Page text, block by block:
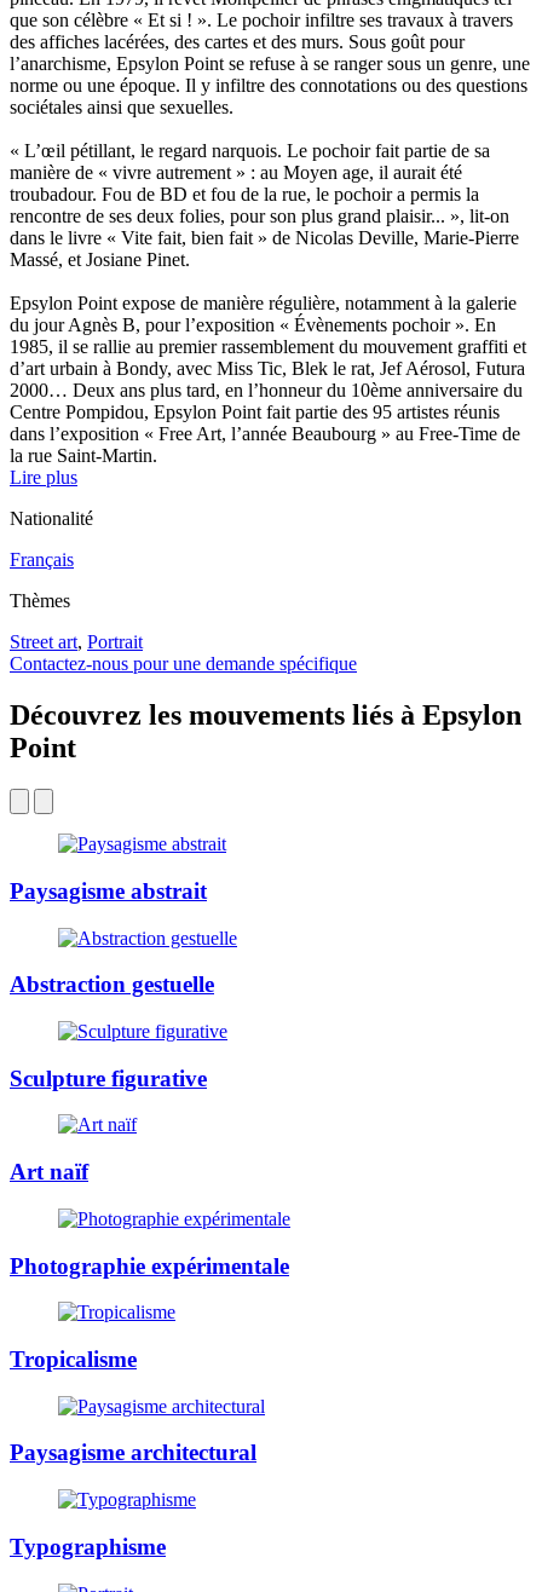
que son célèbre « Et si ! ». Le pochoir infiltre ses travaux à travers
des affiches lacérées, des cartes et des murs. Sous goût pour
l’anarchisme, Epsylon Point se refuse à se ranger sous un genre, une
norme ou une époque. Il y infiltre des connotations ou des questions
sociétales ainsi que sexuelles.
« L’œil pétillant, le regard narquois. Le pochoir fait partie de sa
manière de « vivre autrement » : au Moyen age, il aurait été
troubadour. Fou de BD et fou de la rue, le pochoir a permis la
rencontre de ses deux folies, pour son plus grand plaisir... », lit-on
dans le livre « Vite fait, bien fait » de Nicolas Deville, Marie-Pierre
Massé, et Josiane Pinet.
Epsylon Point expose de manière régulière, notamment à la galerie
du jour Agnès B, pour l’exposition « Évènements pochoir ». En
1985, il se rallie au premier rassemblement du mouvement graffiti et
d’art urbain à Bondy, avec Miss Tic, Blek le rat, Jef Aérosol, Futura
2000… Deux ans plus tard, en l’honneur du 10ème anniversaire du
Centre Pompidou, Epsylon Point fait partie des 95 artistes réunis
dans l’exposition « Free Art, l’année Beaubourg » au Free-Time de
la rue Saint-Martin.
Lire plus
Nationalité
Français
Thèmes
Street art, Portrait
Contactez-nous pour une demande spécifique
Découvrez les mouvements liés à Epsylon
Point
Paysagisme abstrait
Abstraction gestuelle
Sculpture figurative
Art naïf
Photographie expérimentale
Tropicalisme
Paysagisme architectural
Typographisme